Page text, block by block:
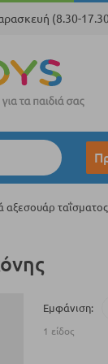
(8.30-
αξεσουάρ ταΐσματος
Εμφάνιση
1 είδος